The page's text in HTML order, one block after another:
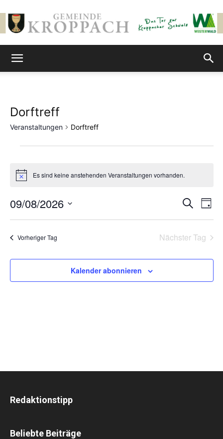
Dorftreff
Veranstaltungen Dorftreff
für
9,
2026
HinweisEs sind keine anstehenden Veranstaltungen vorhanden.
Suche
und
SucheTag
09/08/2026
Vorheriger Tag
Nächster Tag
Kalender abonnieren
Redaktionstipp
Beliebte Beiträge